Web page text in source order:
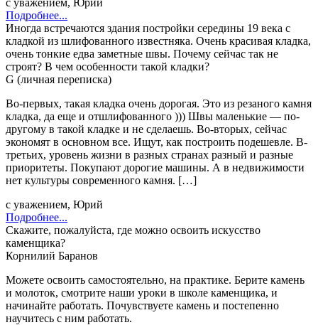
Подробнее...
Иногда встречаются здания постройки середины 19 века с
кладкой из шлифованного известняка. Очень красивая кладка,
очень тонкие едва заметные швы. Почему сейчас так не
строят? В чем особенности такой кладки?
G (личная переписка)
Во-первых, такая кладка очень дорогая. Это из резаного камня
кладка, да еще и отшлифованного ))) Швы маленькие — по-
другому в такой кладке и не сделаешь. Во-вторых, сейчас
экономят в основном все. Ищут, как построить подешевле. В-
третьих, уровень жизни в разных странах разный и разные
приоритеты. Покупают дорогие машины. А в недвижимости
нет культуры современного камня. […]
с уважением, Юрий
Подробнее...
Скажите, пожалуйста, где можно освоить искусство
каменщика?
Корнилий Баранов
Можете освоить самостоятельно, на практике. Берите камень
и молоток, смотрите наши уроки в школе каменщика, и
начинайте работать. Почувствуете камень и постепенно
научитесь с ним работать.